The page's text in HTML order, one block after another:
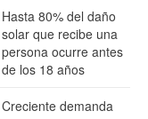
Hasta 80% del daño
solar que recibe una
persona ocurre antes
de los 18 años
Creciente demanda